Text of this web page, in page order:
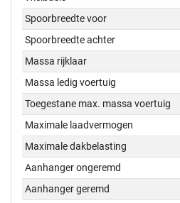
Spoorbreedte voor
Spoorbreedte achter
Massa rijklaar
Massa ledig voertuig
Toegestane max. massa voertuig
Maximale laadvermogen
Maximale dakbelasting
Aanhanger ongeremd
Aanhanger geremd